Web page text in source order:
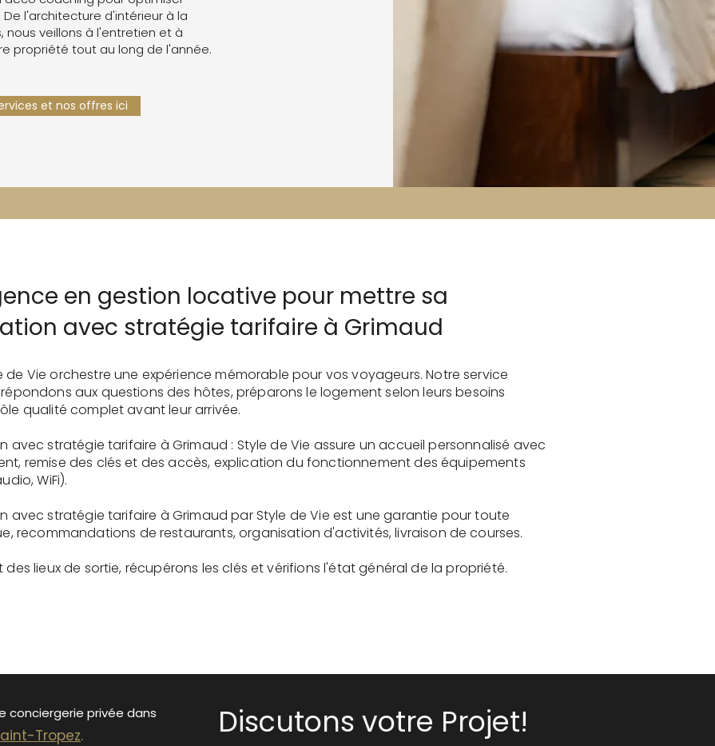
l'architecture d'intérieur à la
nous veillons à l'entretien et à
propriété tout au long de l'année.
et nos offres ici
en gestion locative pour mettre sa
avec stratégie tarifaire à Grimaud
de Vie orchestre une expérience mémorable pour vos voyageurs. Notre service
aux questions des hôtes, préparons le logement selon leurs besoins
qualité complet avant leur arrivée.
avec stratégie tarifaire à Grimaud : Style de Vie assure un accueil personnalisé avec
remise des clés et des accès, explication du fonctionnement des équipements
WiFi).
avec stratégie tarifaire à Grimaud par Style de Vie est une garantie pour toute
recommandations de restaurants, organisation d'activités, livraison de courses.
lieux de sortie, récupérons les clés et vérifions l'état général de la propriété.
conciergerie privée dans
aint-Tropez. Discutons votre Projet!